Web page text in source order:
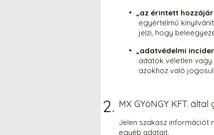
„az érintett
egyértelmű
jelzi, hogy
„adatvédelmi
adatok véletlen
azokhoz való
MX GYöNGY KFT.
Jelen szakasz információt
egyéb adatait.